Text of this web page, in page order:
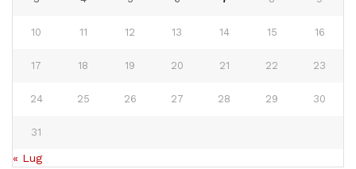
10 11 12 13 14 15 16
17 18 19 20 21 22 23
24 25 26 27 28 29 30
31
« Lug